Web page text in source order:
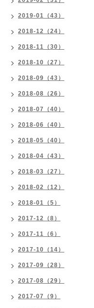
2019-01（43）
2018-12（24）
2018-11（30）
2018-10（27）
2018-09（43）
2018-08（26）
2018-07（40）
2018-06（40）
2018-05（40）
2018-04（43）
2018-03（27）
2018-02（12）
2018-01（5）
2017-12（8）
2017-11（6）
2017-10（14）
2017-09（28）
2017-08（29）
2017-07（9）